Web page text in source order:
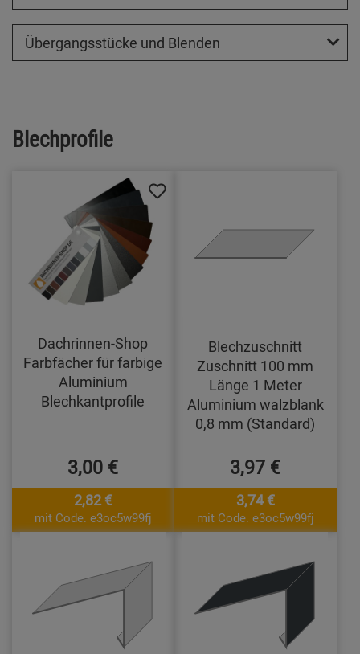
Übergangsstücke und Blenden
Blechprofile
Dachrinnen-Shop
Farbfächer für farbige
Aluminium
Blechkantprofile
3,00 €
2,82 €
mit Code: e3oc5w99fj
Blechzuschnitt
Zuschnitt 100 mm
Länge 1 Meter
Aluminium walzblank
0,8 mm (Standard)
3,97 €
3,74 €
mit Code: e3oc5w99fj